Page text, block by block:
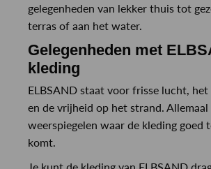
gelegenheden van lekker thuis tot
terras of aan het water.
Gelegenheden met
kleding
ELBSAND staat voor frisse lucht,
en de vrijheid op het strand.
weerspiegelen waar de kleding goed
komt.
Je kunt de kleding van ELBSAND